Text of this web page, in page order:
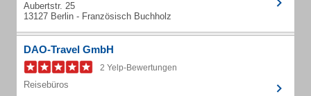
Aubertstr. 25
13127 Berlin - Französisch Buchholz
DAO-Travel GmbH
2 Yelp-Bewertungen
Reisebüros